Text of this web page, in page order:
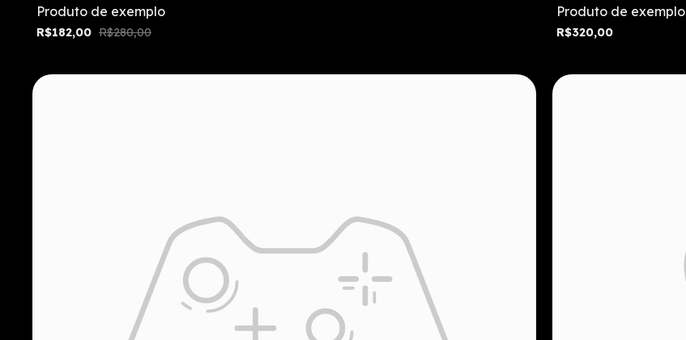
Produto de exemplo
R$182,00 R$280,00
Produto de exemplo
R$320,00